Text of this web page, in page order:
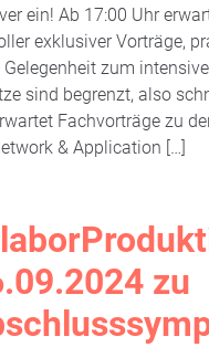
ein! Ab 17:00 Uhr
exklusiver Vorträge,
zum
sind begrenzt, also
Fachvorträge zu
& Application […]
zu